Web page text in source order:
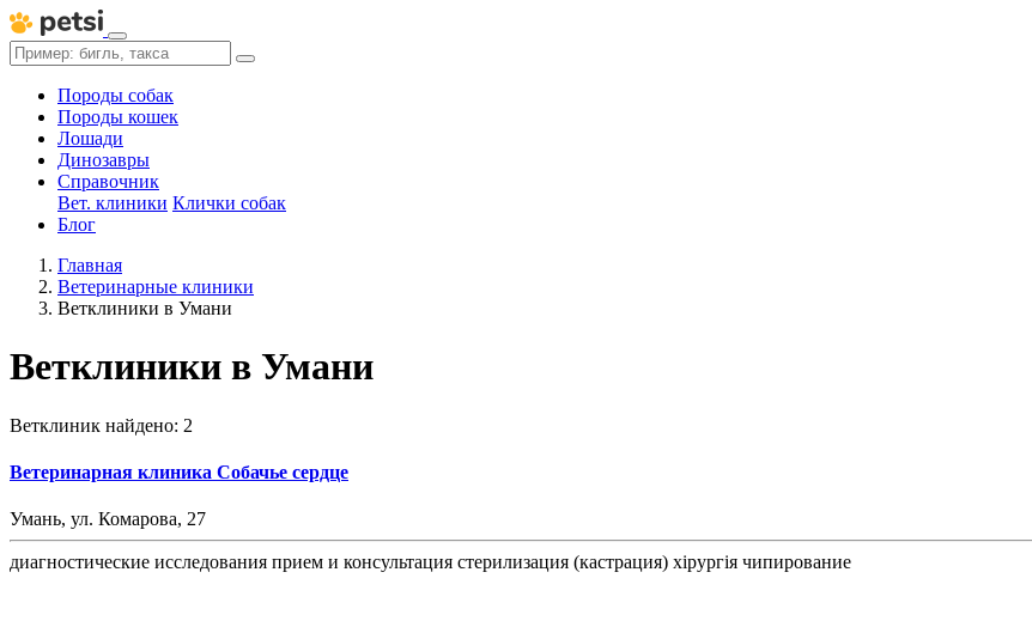
Породы собак
Породы кошек
Лошади
Динозавры
Справочник
Вет. клиники Клички собак
Блог
Главная
Ветеринарные клиники
Ветклиники в Умани
Ветклиники в Умани
Ветклиник найдено: 2
Ветеринарная клиника Собачье сердце
Умань, ул. Комарова, 27
диагностические исследования прием и консультация стерилизация (кастрация) хірургія чипирование